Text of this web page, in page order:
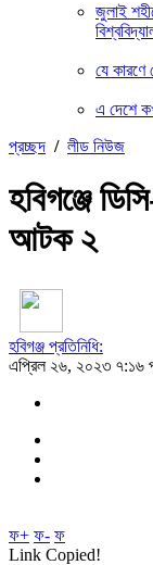
জুলাই
যে কারণে
এ দেশে
প্রচ্ছদ / লীড নিউজ
হবিগঞ্জে
আটক ২
হবিগঞ্জ প্রতিনিধি:
এপ্রিল ২৬, ২০২৩ ৭:১৬
ফ+ ফ- ফ
Link Copied!